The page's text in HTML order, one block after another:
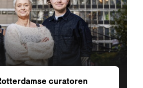
curatoren